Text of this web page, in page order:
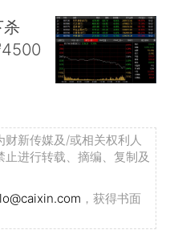
杀
新传媒及/或相关权利人
进行转载、摘编、复制及
，获得书面